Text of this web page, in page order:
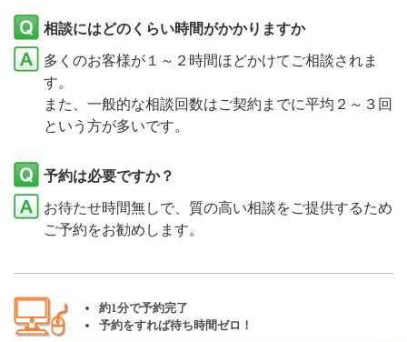
相談にはどのくらい時間がかかりますか
多くのお客様が１～２時間ほどかけてご相談されま
す。
また、一般的な相談回数はご契約までに平均２～３回
という方が多いです。
予約は必要ですか？
お待たせ時間無しで、質の高い相談をご提供するため
ご予約をお勧めします。
約1分で予約完了
予約をすれば待ち時間ゼロ！